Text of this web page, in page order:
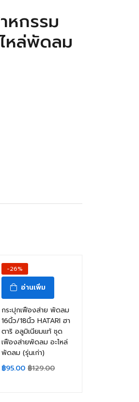
หกรรม
หล่พัดลม
-26%
อ่านเพิ่ม
กระปุกเฟืองส่าย พัดลม
16นิ้ว/18นิ้ว HATARI ฮา
ตาริ อลูมิเนียมแท้ ชุด
เฟืองส่ายพัดลม อะไหล่
พัดลม (รุ่นเก่า)
฿95.00 ฿129.00